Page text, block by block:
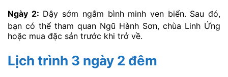
Ngày 2: Dậy sớm ngắm bình minh ven biển. Sau đó,
bạn có thể tham quan Ngũ Hành Sơn, chùa Linh Ứng
hoặc mua đặc sản trước khi trở về.
Lịch trình 3 ngày 2 đêm